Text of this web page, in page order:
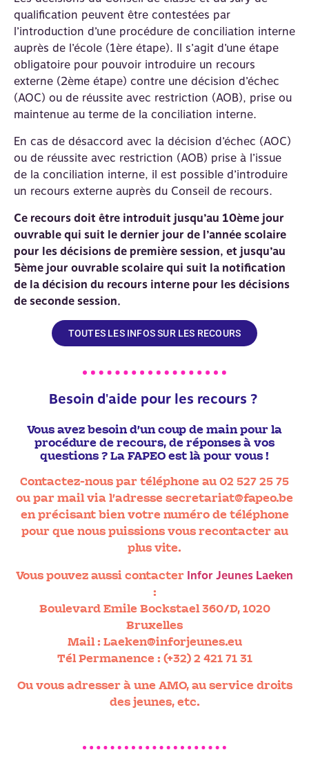
qualification peuvent être contestées par
l’introduction d’une procédure de conciliation interne
auprès de l’école (1ère étape). Il s’agit d’une étape
obligatoire pour pouvoir introduire un recours
externe (2ème étape) contre une décision d’échec
(AOC) ou de réussite avec restriction (AOB), prise ou
maintenue au terme de la conciliation interne.
En cas de désaccord avec la décision d’échec (AOC)
ou de réussite avec restriction (AOB) prise à l’issue
de la conciliation interne, il est possible d’introduire
un recours externe auprès du Conseil de recours.
Ce recours doit être introduit jusqu’au 10ème jour
ouvrable qui suit le dernier jour de l’année scolaire
pour les décisions de première session, et jusqu’au
5ème jour ouvrable scolaire qui suit la notification
de la décision du recours interne pour les décisions
de seconde session.
TOUTES LES INFOS SUR LES RECOURS
Besoin d'aide pour les recours ?
Vous avez besoin d’un coup de main pour la
procédure de recours, de réponses à vos
questions ? La FAPEO est là pour vous !
Contactez-nous par téléphone au 02 527 25 75
ou par mail via l’adresse secretariat@fapeo.be
en précisant bien votre numéro de téléphone
pour que nous puissions vous recontacter au
plus vite.
Vous pouvez aussi contacter Infor Jeunes Laeken
:
Boulevard Emile Bockstael 360/D, 1020
Bruxelles
Mail : Laeken@inforjeunes.eu
Tél Permanence : (+32) 2 421 71 31
Ou vous adresser à une AMO, au service droits
des jeunes, etc.